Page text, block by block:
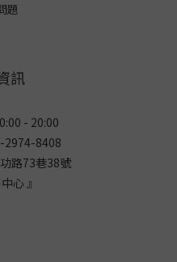
題
訊
- 20:00
2974-8408
路73巷38號
心 』